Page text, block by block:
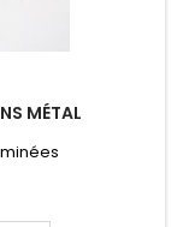
MÉTAL